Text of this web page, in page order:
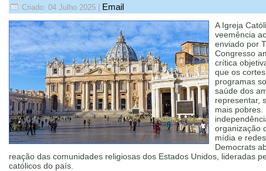
Criado: 04 Julho 2025 Email
A Igreja
veemência
enviado por
Congresso
crítica
que os
programas
saúde dos
representar,
mais pobres.
organização
mídia e
Democrats
reação das comunidades religiosas dos Estados Unidos, lideradas
católicos do país.